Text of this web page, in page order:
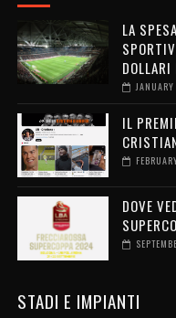
LA
IL
DOVE
STADI E IMPIANTI